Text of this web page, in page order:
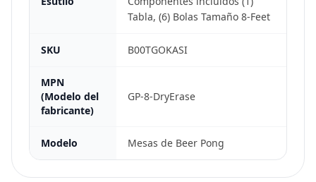
Tabla, (6) Bolas Tamaño 8-Feet
SKU B00TGOKASI
MPN
(Modelo del
fabricante)
GP-8-DryErase
Modelo Mesas de Beer Pong